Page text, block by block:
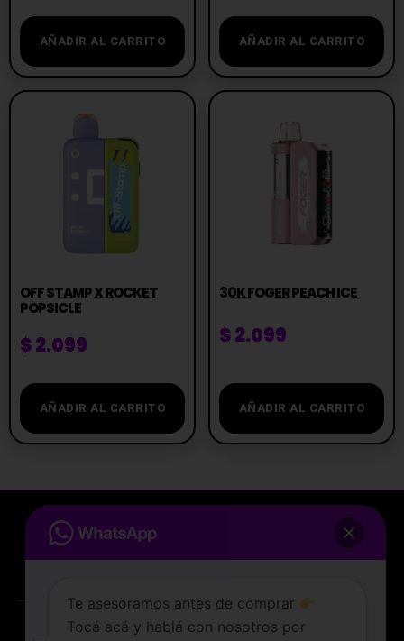
AÑADIR AL CARRITO AÑADIR AL CARRITO
OFF STAMP X ROCKET
POPSICLE
$2.099
AÑADIR AL CARRITO
30K FOGER PEACH ICE
$2.099
AÑADIR AL CARRITO
ATENCIÓN AL CLIENTE
Lunes a sabados de 10 a 19 hs
Te asesoramos antes de comprar
Tocá acá y hablá con nosotros por